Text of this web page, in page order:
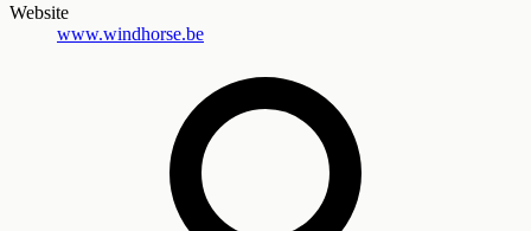
Website
www.windhorse.be